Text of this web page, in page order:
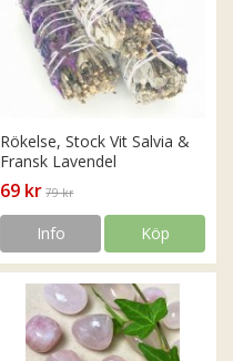
Rökelse, Stock Vit Salvia &
Fransk Lavendel
69 kr 79 kr
Info Köp